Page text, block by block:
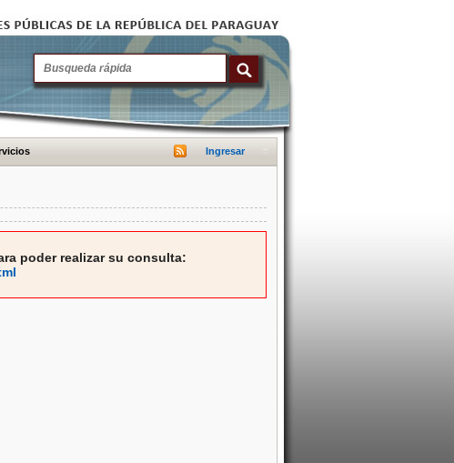
Ingresar
poder realizar su consulta: